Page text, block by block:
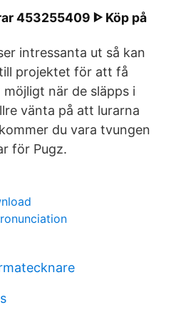
453255409 ᐈ Köp på
intressanta ut så kan
projektet för att få
när de släpps i
vänta på att lurarna
du vara tvungen
för Pugz.